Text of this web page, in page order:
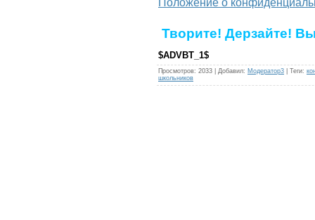
Творите! Дерзайте!
$ADVBT_1$
Просмотров: 2033 Добавил: Модератор3 Теги:
школьников